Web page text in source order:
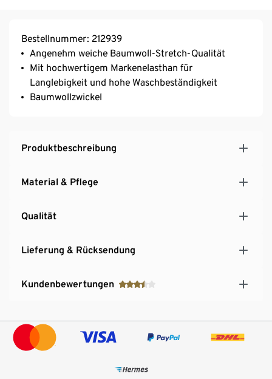
Bestellnummer: 212939
Angenehm weiche Baumwoll-Stretch-Qualität
Mit hochwertigem Markenelasthan für
Langlebigkeit und hohe Waschbeständigkeit
Baumwollzwickel
Produktbeschreibung
Material & Pflege
Qualität
Lieferung & Rücksendung
Kundenbewertungen